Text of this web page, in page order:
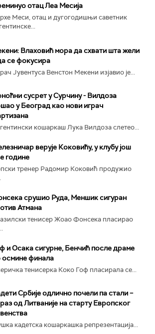
отац Леа Месија
Меси, отац и дугогодишњи саветник
Влаховић мора да схвати шта жели
се фокусира
Јувентуса Венстон Мекени изјавио је...
сусрет у Сурчину - Вилдоза
у Београд као нови играч
кошаркаш Лука Вилдоза слетео...
верује Коковићу, у клубу још
године
тренер Радомир Коковић продужио
срушио Руда, Меншик сигуран
Атмана
тенисер Жоао Фонсека пласирао
и Осака сигурне, Бенчић после драме
осмине финала
тенисерка Коко Гоф пласирала се...
Србије одлично почели па стали –
од Литваније на старту Европског
кадетска кошаркашка репрезентација...